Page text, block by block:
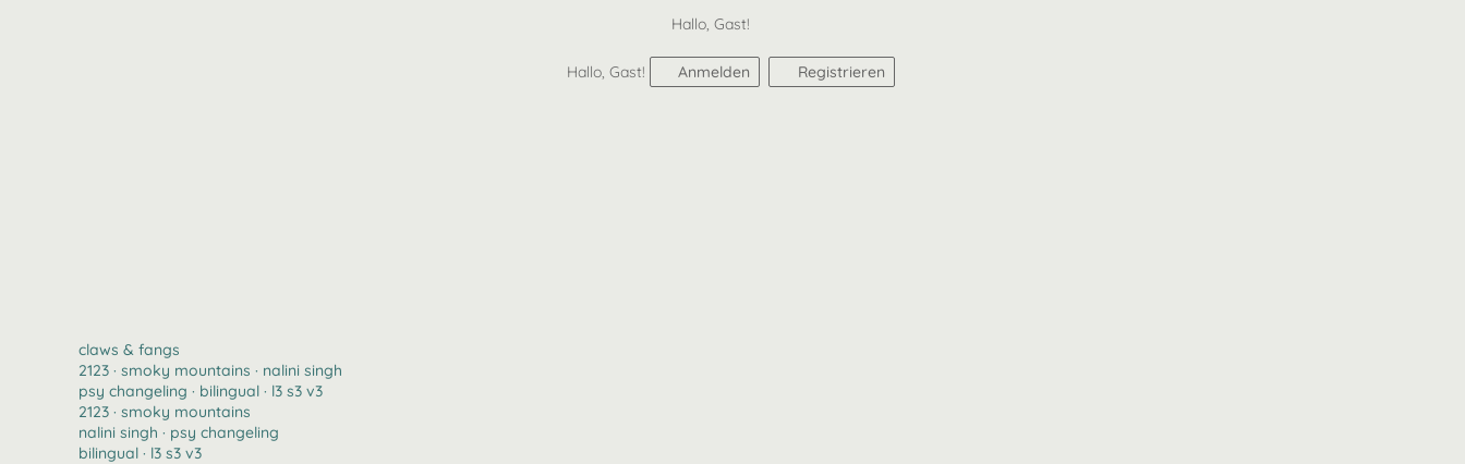
Hallo, Gast!
Hallo, Gast! Anmelden Registrieren
claws & fangs
2123 · smoky mountains · nalini singh
psy changeling · bilingual · l3 s3 v3
2123 · smoky mountains
nalini singh · psy changeling
bilingual · l3 s3 v3